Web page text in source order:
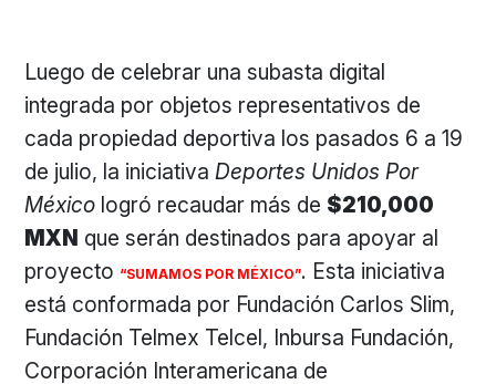
Luego de celebrar una subasta digital
integrada por objetos representativos de
cada propiedad deportiva los pasados 6 a 19
de julio, la iniciativaDeportes Unidos Por
México logró recaudar más de $210,000
MXN que serán destinados para apoyar al
proyecto “SUMAMOS POR MÉXICO”. Esta iniciativa
está conformada por Fundación Carlos Slim,
Fundación Telmex Telcel, Inbursa Fundación,
Corporación Interamericana de